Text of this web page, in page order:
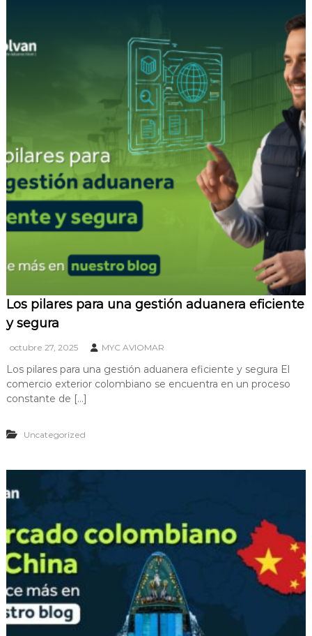
Los pilares para una gestión aduanera eficiente
y segura
octubre 27, 2025 MYC AVIOMAR
Los pilares para una gestión aduanera eficiente y segura El
comercio exterior colombiano se encuentra en un proceso
constante de […]
Uncategorized